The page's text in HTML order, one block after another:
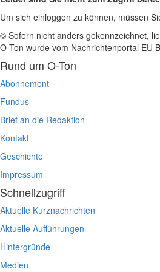
Um sich einloggen zu können, müssen
© Sofern nicht anders gekennzeichnet,
O-Ton wurde vom Nachrichtenportal EU
Rund um O-Ton
Abonnement
Fundus
Brief an die Redaktion
Kontakt
Geschichte
Impressum
Schnellzugriff
Aktuelle Kurznachrichten
Aktuelle Aufführungen
Hintergründe
Medien